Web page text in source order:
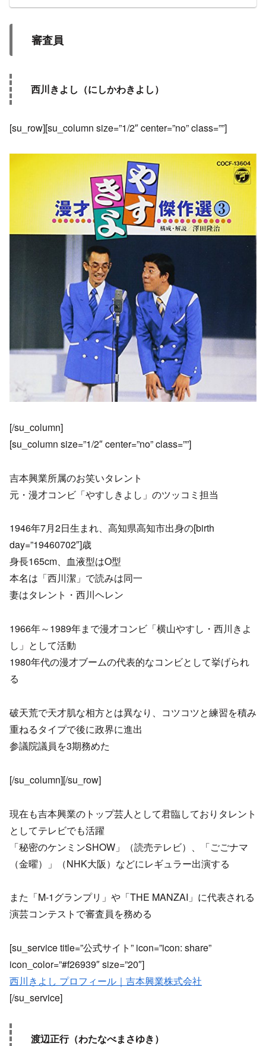
審査員
西川きよし（にしかわきよし）
[su_row][su_column size=”1/2″ center=”no” class=””]
[/su_column]
[su_column size=”1/2″ center=”no” class=””]
吉本興業所属のお笑いタレント
元・漫才コンビ「やすしきよし」のツッコミ担当
1946年7月2日生まれ、高知県高知市出身の[birth
day=”19460702″]歳
身長165cm、血液型はO型
本名は「西川潔」で読みは同一
妻はタレント・西川ヘレン
1966年～1989年まで漫才コンビ「横山やすし・西川きよ
し」として活動
1980年代の漫才ブームの代表的なコンビとして挙げられ
る
破天荒で天才肌な相方とは異なり、コツコツと練習を積み
重ねるタイプで後に政界に進出
参議院議員を3期務めた
[/su_column][/su_row]
現在も吉本興業のトップ芸人として君臨しておりタレント
としてテレビでも活躍
「秘密のケンミンSHOW」（読売テレビ）、「ごごナマ
（金曜）」（NHK大阪）などにレギュラー出演する
また「M-1グランプリ」や「THE MANZAI」に代表される
演芸コンテストで審査員を務める
[su_service title=”公式サイト” icon=”icon: share”
icon_color=”#f26939″ size=”20″]
西川きよし プロフィール｜吉本興業株式会社
[/su_service]
渡辺正行（わたなべまさゆき）